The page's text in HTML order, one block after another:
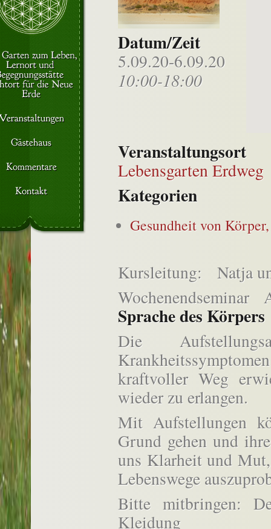
Datum/Zeit
5.09.20-6.09.20
10:00-18:00
Veranstaltungsort
Lebensgarten Erdweg
Kategorien
Gesundheit von
Kursleitung: Natja
Sprache des Körpers
Die
kraftvoller Weg
wieder zu erlangen.
Mit Aufstellungen
Grund gehen und
uns Klarheit und
Lebenswege
Bitte mitbringen:
Kleidung